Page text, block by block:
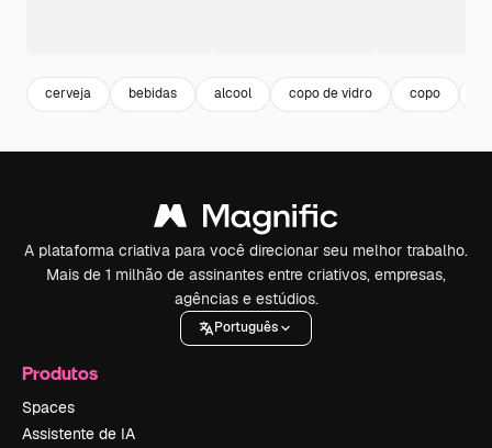
cerveja bebidas alcool copo de vidro copo
A plataforma criativa para você direcionar seu melhor trabalho.
Mais de 1 milhão de assinantes entre criativos, empresas,
agências e estúdios.
Português
Produtos
Spaces
Assistente de IA